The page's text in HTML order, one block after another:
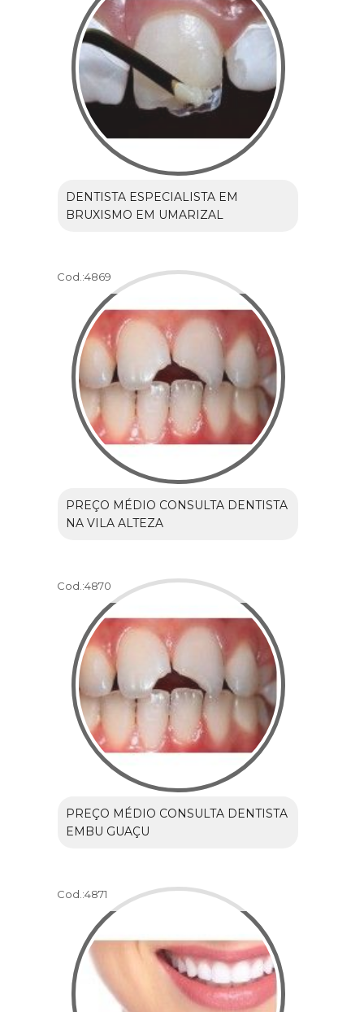
DENTISTA ESPECIALISTA EM
BRUXISMO EM UMARIZAL
Cod.:4869
PREÇO MÉDIO CONSULTA DENTISTA
NA VILA ALTEZA
Cod.:4870
PREÇO MÉDIO CONSULTA DENTISTA
EMBU GUAÇU
Cod.:4871